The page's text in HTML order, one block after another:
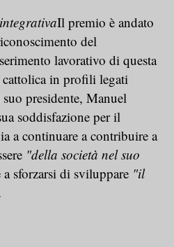
Il premio è andato
del
lavorativo di questa
in profili legati
presidente, Manuel
soddisfazione per il
a continuare a contribuire a
"della società nel suo
sforzarsi di sviluppare "il